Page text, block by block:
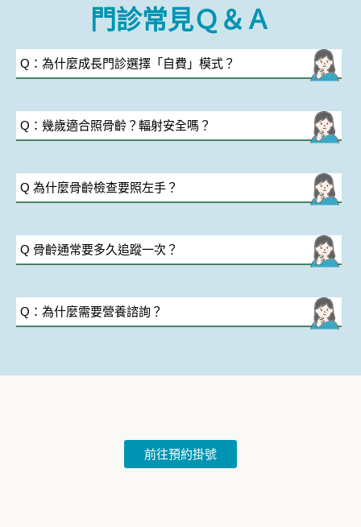
門診常見Ｑ＆Ａ
Q：為什麼成長門診選擇「自費」模式？
Q：幾歲適合照骨齡？輻射安全嗎？
Q 為什麼骨齡檢查要照左手？
Q 骨齡通常要多久追蹤一次？
Q：為什麼需要營養諮詢？
前往預約掛號